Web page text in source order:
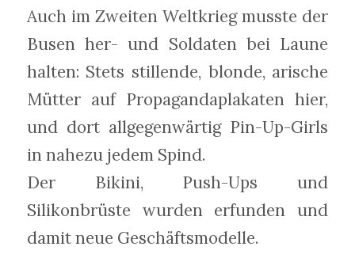
Auch im Zweiten Weltkrieg musste der
Busen her- und Soldaten bei Laune
halten: Stets stillende, blonde, arische
Mütter auf Propagandaplakaten hier,
und dort allgegenwärtig Pin-Up-Girls
in nahezu jedem Spind.
Der Bikini, Push-Ups und
Silikonbrüste wurden erfunden und
damit neue Geschäftsmodelle.